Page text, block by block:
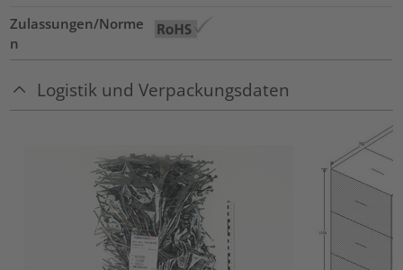
Zulassungen/Norme
n
Logistik und Verpackungsdaten